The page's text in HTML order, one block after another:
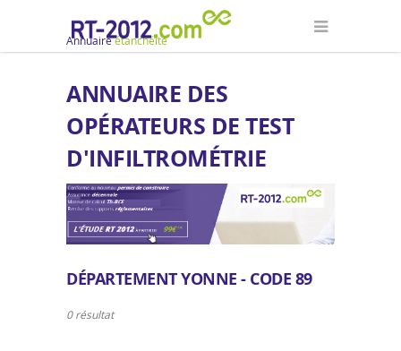
Annuaireétanchéité
ANNUAIRE DES
OPÉRATEURS DE TEST
D'INFILTROMÉTRIE
DÉPARTEMENT YONNE - CODE 89
0 résultat